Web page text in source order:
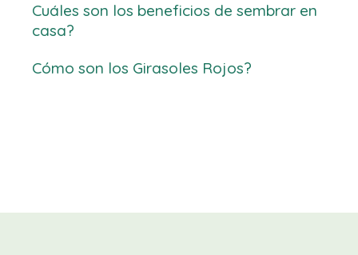
Cuáles son los beneficios de sembrar en
casa?
Cómo son los Girasoles Rojos?